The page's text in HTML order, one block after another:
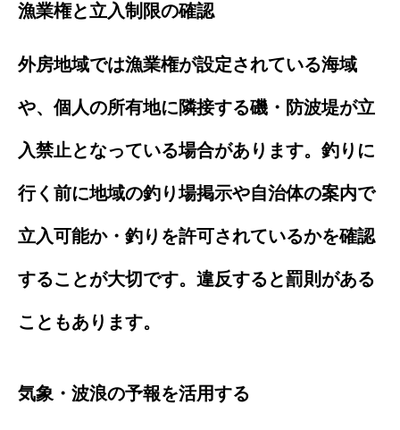
漁業権と立入制限の確認
外房地域では漁業権が設定されている海域
や、個人の所有地に隣接する磯・防波堤が立
入禁止となっている場合があります。釣りに
行く前に地域の釣り場掲示や自治体の案内で
立入可能か・釣りを許可されているかを確認
することが大切です。違反すると罰則がある
こともあります。
気象・波浪の予報を活用する